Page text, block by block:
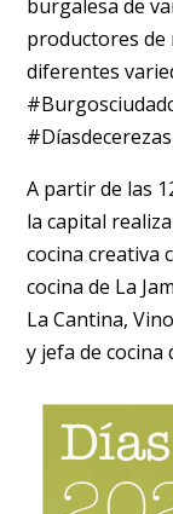
burgalesa de
productores de
diferentes
#Díasdecerezas
A partir de las
la capital
cocina creativa
cocina de La
La Cantina,
y jefa de cocina